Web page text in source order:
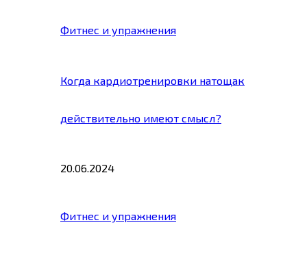
Фитнес и упражнения
Когда кардиотренировки натощак
действительно имеют смысл?
20.06.2024
Фитнес и упражнения